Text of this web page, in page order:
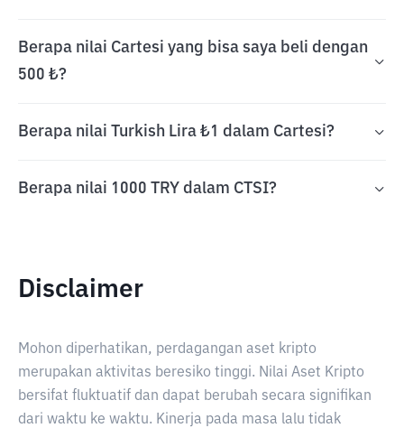
Berapa nilai Cartesi yang bisa saya beli dengan
500 ₺?
Berapa nilai Turkish Lira ₺1 dalam Cartesi?
Berapa nilai 1000 TRY dalam CTSI?
Disclaimer
Mohon diperhatikan, perdagangan aset kripto
merupakan aktivitas beresiko tinggi. Nilai Aset Kripto
bersifat fluktuatif dan dapat berubah secara signifikan
dari waktu ke waktu. Kinerja pada masa lalu tidak